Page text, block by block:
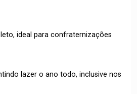
ideal para confraternizações
lazer o ano todo, inclusive nos